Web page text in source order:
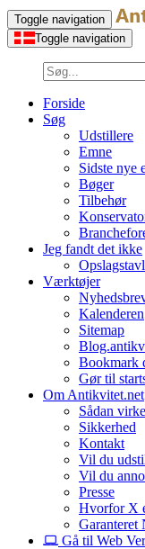
Toggle navigation
Toggle navigation
Forside
Søg
Udstillere
Emne
Sidste nye
Bøger
Tilbehør
Jeg fandt det ikke
Værktøjer
Kalenderen
Sitemap
Bookmark
Gør til
Om Antikvitet.net
Sådan
Sikkerhed
Kontakt
Vil du
Vil du
Presse
Hvorfor X
Garanteret
Gå til Web